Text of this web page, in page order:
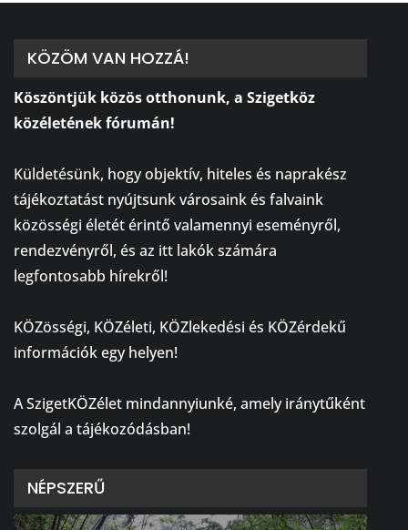
KÖZÖM VAN HOZZÁ!
Köszöntjük közös otthonunk, a Szigetköz
közéletének fórumán!
Küldetésünk, hogy objektív, hiteles és naprakész
tájékoztatást nyújtsunk városaink és falvaink
közösségi életét érintő valamennyi eseményről,
rendezvényről, és az itt lakók számára
legfontosabb hírekről!
KÖZösségi, KÖZéleti, KÖZlekedési és KÖZérdekű
információk egy helyen!
A SzigetKÖZélet mindannyiunké, amely iránytűként
szolgál a tájékozódásban!
NÉPSZERŰ